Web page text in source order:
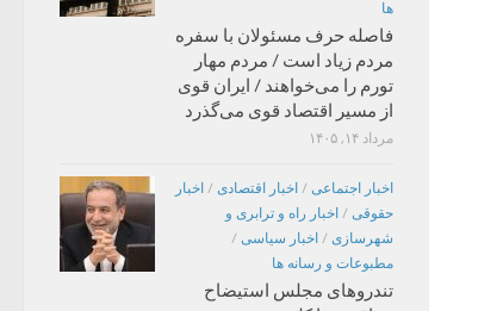
ها
فاصله حرف مسئولان با سفره
مردم زیاد است / مردم مهار
تورم را می‌خواهند / ایران قوی
از مسیر اقتصاد قوی می‌گذرد
مرداد ۱۴, ۱۴۰۵
اخبار اجتماعی / اخبار اقتصادی / اخبار
حقوقی / اخبار راه و ترابری و
شهرسازی / اخبار سیاسی /
مطبوعات و رسانه ها
تندروهای مجلس استیضاح